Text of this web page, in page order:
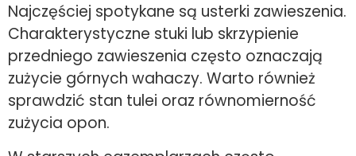
Najczęściej spotykane są usterki zawieszenia.
Charakterystyczne stuki lub skrzypienie
przedniego zawieszenia często oznaczają
zużycie górnych wahaczy. Warto również
sprawdzić stan tulei oraz równomierność
zużycia opon.